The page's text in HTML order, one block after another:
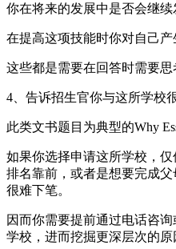
你在将来的发展中是否会继续
在提高这项技能时你对自己产
这些都是需要在回答时需要思
4、告诉招生官你与这所学校
此类文书题目为典型的Why
如果你选择申请这所学校，
排名靠前，或者是想要完成
很难下笔。
因而你需要提前通过电话咨
学校，进而挖掘更深层次的原